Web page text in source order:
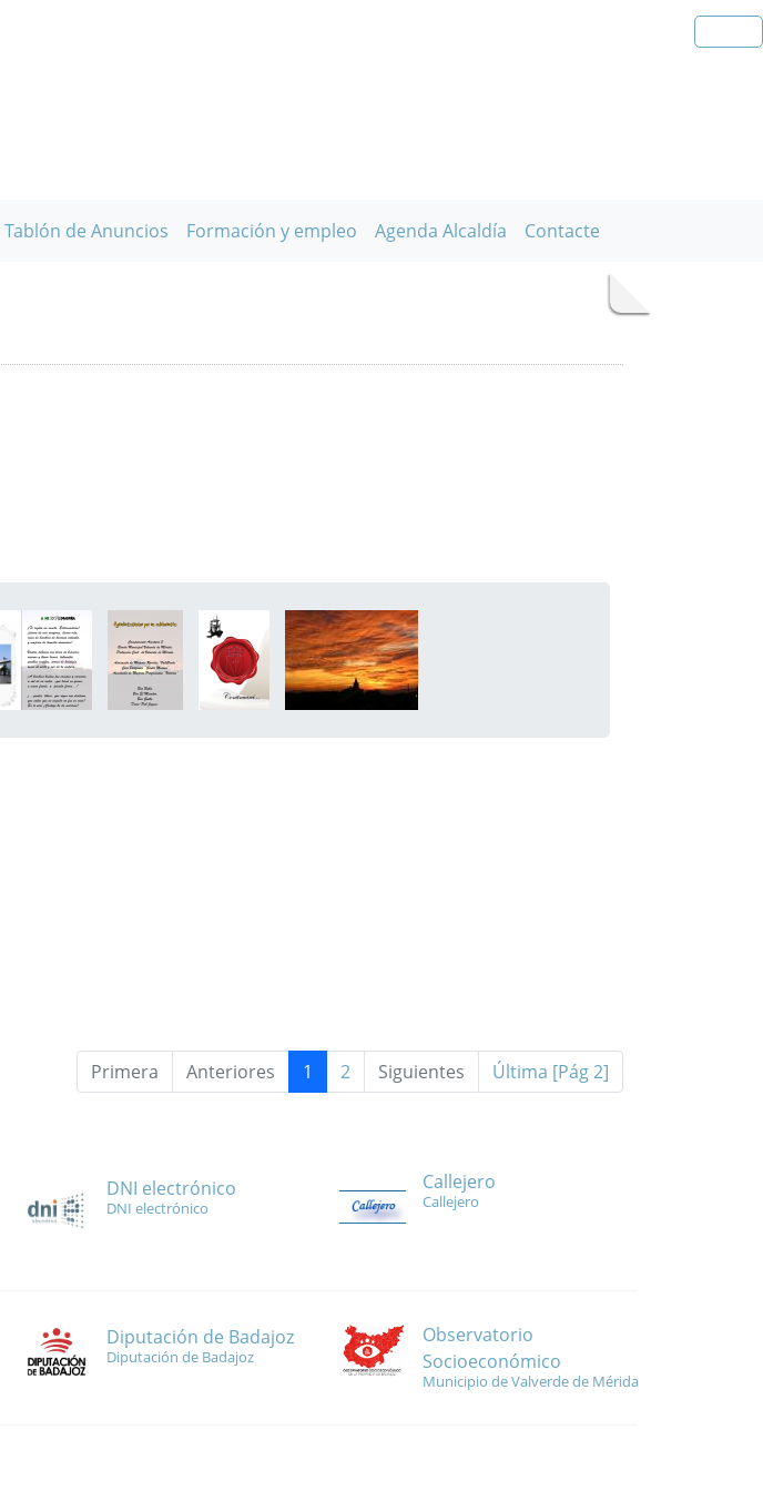
Tablón de Anuncios Formación y empleo Agenda Alcaldía Contacte
Primera
Anteriores 1 2 Siguientes Última [Pág 2]
DNI electrónico
DNI electrónico
Callejero
Callejero
Diputación de Badajoz
Diputación de Badajoz
Observatorio
Socioeconómico
Municipio de Valverde de Mérida